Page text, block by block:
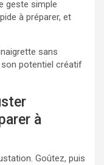
geste simple
à préparer, et
sans
potentiel créatif
à
Goûtez, puis